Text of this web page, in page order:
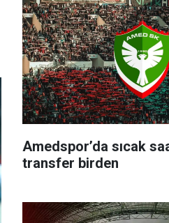
Amedspor’da sıcak
transfer birden